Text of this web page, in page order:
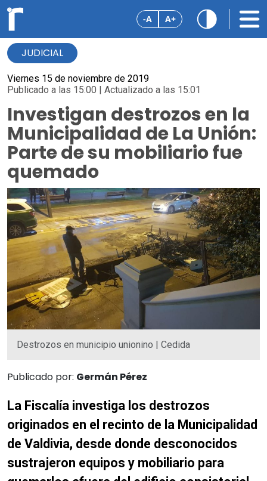
-A A+
JUDICIAL
Viernes 15 de noviembre de 2019
Publicado a las 15:00 | Actualizado a las 15:01
Investigan destrozos en la
Municipalidad de La Unión:
Parte de su mobiliario fue
quemado
Destrozos en municipio unionino | Cedida
Publicado por: Germán Pérez
La Fiscalía investiga los destrozos
originados en el recinto de la Municipalidad
de Valdivia, desde donde desconocidos
sustrajeron equipos y mobiliario para